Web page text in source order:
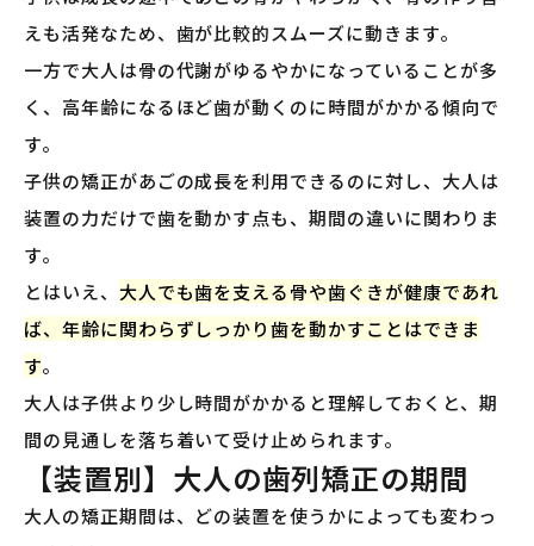
えも活発なため、歯が比較的スムーズに動きます。
一方で大人は骨の代謝がゆるやかになっていることが多
く、高年齢になるほど歯が動くのに時間がかかる傾向で
す。
子供の矯正があごの成長を利用できるのに対し、大人は
装置の力だけで歯を動かす点も、期間の違いに関わりま
す。
とはいえ、 大人でも歯を支える骨や歯ぐきが健康であれ
ば、年齢に関わらずしっかり歯を動かすことはできま
す。
大人は子供より少し時間がかかると理解しておくと、期
間の見通しを落ち着いて受け止められます。
【装置別】大人の歯列矯正の期間
大人の矯正期間は、どの装置を使うかによっても変わっ